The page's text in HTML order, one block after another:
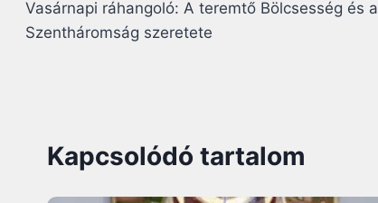
navigáció
Vasárnapi ráhangoló: A teremtő Bölcsesség és a
Szentháromság szeretete
Kapcsolódó tartalom